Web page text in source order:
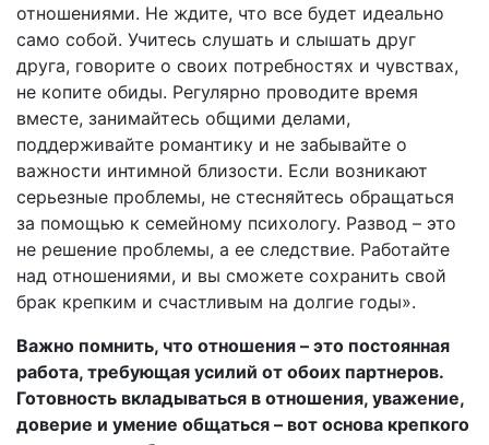
отношениями. Не ждите, что все будет идеально
само собой. Учитесь слушать и слышать друг
друга, говорите о своих потребностях и чувствах,
не копите обиды. Регулярно проводите время
вместе, занимайтесь общими делами,
поддерживайте романтику и не забывайте о
важности интимной близости. Если возникают
серьезные проблемы, не стесняйтесь обращаться
за помощью к семейному психологу. Развод – это
не решение проблемы, а ее следствие. Работайте
над отношениями, и вы сможете сохранить свой
брак крепким и счастливым на долгие годы».
Важно помнить, что отношения – это постоянная
работа, требующая усилий от обоих партнеров.
Готовность вкладываться в отношения, уважение,
доверие и умение общаться – вот основа крепкого